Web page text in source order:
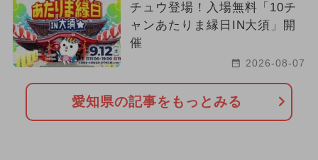
チュウ登場！入場無料「10チ
ャンあたりま縁日IN大須」開
催
2026-08-07
愛知県の記事をもっとみる